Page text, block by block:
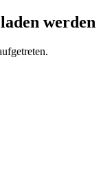
werden